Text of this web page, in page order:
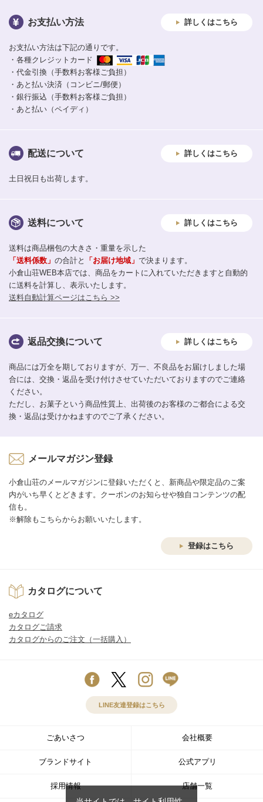
お支払い方法 詳しくはこちら
お支払い方法は下記の通りです。
・各種クレジットカード
・代金引換（手数料お客様ご負担）
・あと払い決済（コンビニ/郵便）
・銀行振込（手数料お客様ご負担）
・あと払い（ペイディ）
配送について 詳しくはこちら
土日祝日も出荷します。
送料について 詳しくはこちら
送料は商品梱包の大きさ・重量を示した
「送料係数」 の合計と 「お届け地域」 で決まります。
小倉山荘WEB本店では、商品をカートに入れていただきますと自動的
に送料を計算し、表示いたします。
送料自動計算ページはこちら >>
返品交換について 詳しくはこちら
商品には万全を期しておりますが、万一、不良品をお届けしました場
合には、交換・返品を受け付けさせていただいておりますのでご連絡
ください。
ただし、お菓子という商品性質上、出荷後のお客様のご都合による交
換・返品は受けかねますのでご了承ください。
メールマガジン登録
小倉山荘のメールマガジンに登録いただくと、新商品や限定品のご案
内がいち早くとどきます。クーポンのお知らせや独自コンテンツの配
信も。
※解除もこちらからお願いいたします。
登録はこちら
カタログについて
eカタログ
カタログご請求
カタログからのご注文（一括購入）
LINE友達登録はこちら
ごあいさつ 会社概要
ブランドサイト 公式アプリ
採用情報 店舗一覧